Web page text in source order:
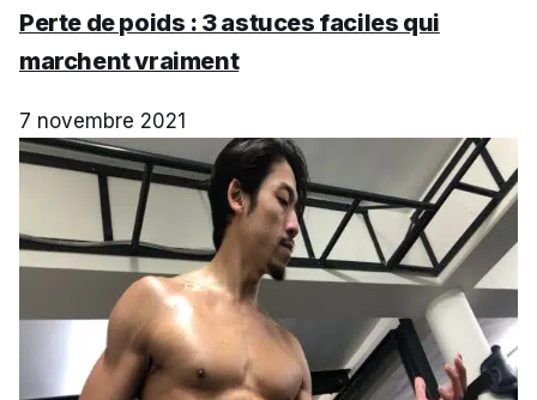
Perte de poids : 3 astuces faciles qui
marchent vraiment
7 novembre 2021